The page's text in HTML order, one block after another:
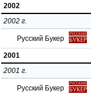
2002
2002 г.
Русский Букер
2001
2001 г.
Русский Букер